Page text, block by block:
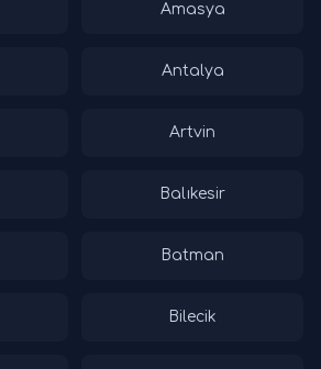
Amasya
Antalya
Artvin
Balıkesir
Batman
Bilecik